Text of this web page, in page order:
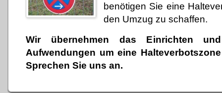
benötigen Sie eine
den Umzug zu schaffen.
Wir übernehmen das Einrichten
Aufwendungen um eine
Sprechen Sie uns an.